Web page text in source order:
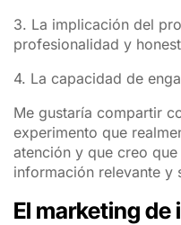
3. La implicación del
profesionalidad y
4. La capacidad de
Me gustaría compartir
experimento que
atención y que creo
información relevante y
El marketing